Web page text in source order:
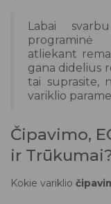
Labai
atliekant
gana didelius
tai suprasite,
variklio
Čipavimo,
ir
Kokie variklio